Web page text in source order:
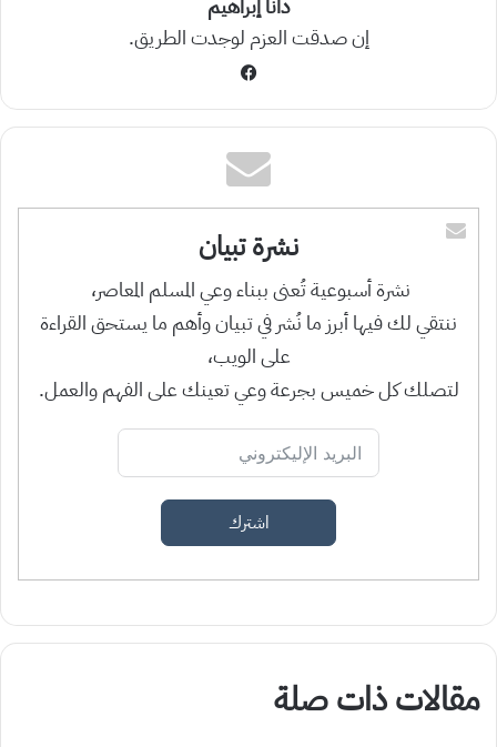
دانا إبراهيم
إن صدقت العزم لوجدت الطريق.
نشرة تبيان
نشرة أسبوعية تُعنى ببناء وعي المسلم المعاصر،
ننتقي لك فيها أبرز ما نُشر في تبيان وأهم ما يستحق القراءة
على الويب،
لتصلك كل خميس بجرعة وعي تعينك على الفهم والعمل.
اشترك
مقالات ذات صلة